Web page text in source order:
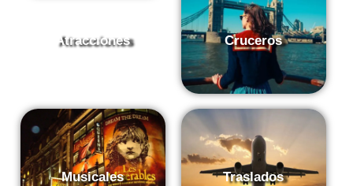
Atracciones Cruceros
Musicales Traslados